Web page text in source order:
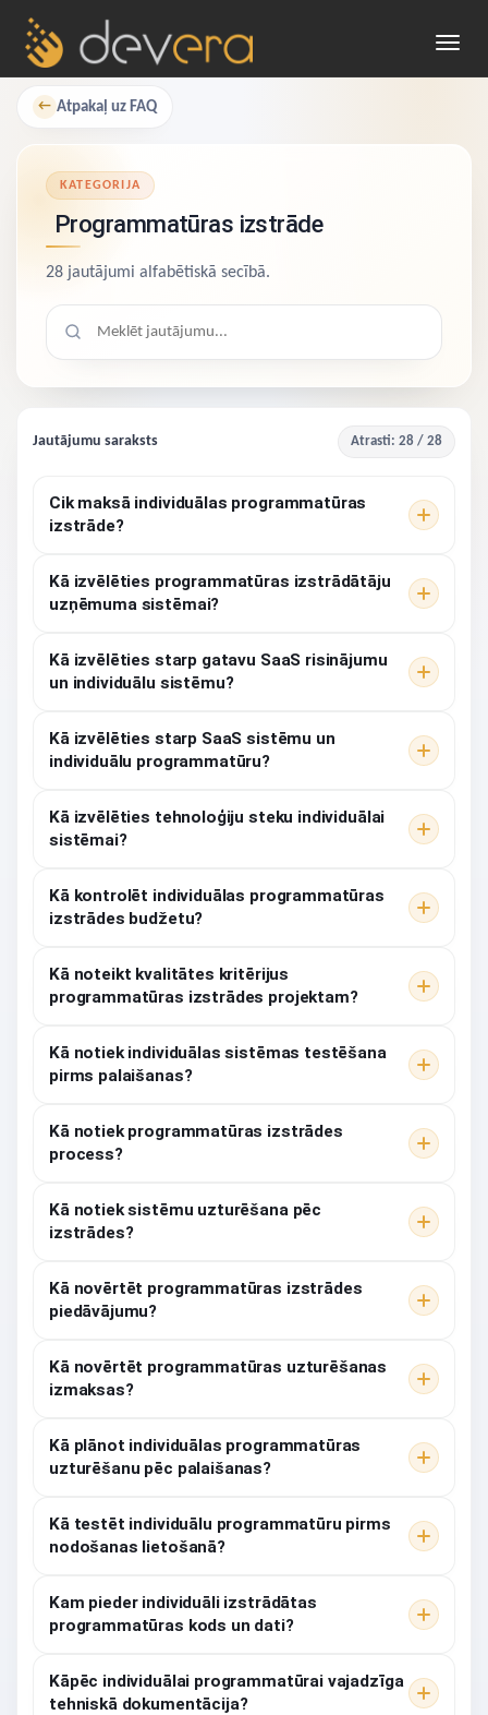
← Atpakaļ uz FAQ
KATEGORIJA
Programmatūras izstrāde
28 jautājumi alfabētiskā secībā.
Meklēt jautājumu
Jautājumu saraksts Atrasti: 28 / 28
Cik maksā individuālas programmatūras
izstrāde?
Kā izvēlēties programmatūras izstrādātāju
uzņēmuma sistēmai?
Kā izvēlēties starp gatavu SaaS risinājumu
un individuālu sistēmu?
Kā izvēlēties starp SaaS sistēmu un
individuālu programmatūru?
Kā izvēlēties tehnoloģiju steku individuālai
sistēmai?
Kā kontrolēt individuālas programmatūras
izstrādes budžetu?
Kā noteikt kvalitātes kritērijus
programmatūras izstrādes projektam?
Kā notiek individuālas sistēmas testēšana
pirms palaišanas?
Kā notiek programmatūras izstrādes
process?
Kā notiek sistēmu uzturēšana pēc
izstrādes?
Kā novērtēt programmatūras izstrādes
piedāvājumu?
Kā novērtēt programmatūras uzturēšanas
izmaksas?
Kā plānot individuālas programmatūras
uzturēšanu pēc palaišanas?
Kā testēt individuālu programmatūru pirms
nodošanas lietošanā?
Kam pieder individuāli izstrādātas
programmatūras kods un dati?
Kāpēc individuālai programmatūrai vajadzīga
tehniskā dokumentācija?